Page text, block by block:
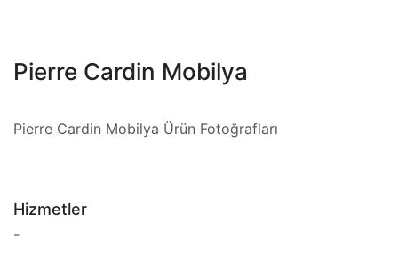
Pierre Cardin Mobilya
Pierre Cardin Mobilya Ürün Fotoğrafları
Hizmetler
-